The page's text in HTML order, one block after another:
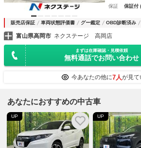
保証
保証付
販売店保証 車両状態評価書 グー鑑定 OBD診断済み
富山県高岡市 ネクステージ 高岡店
まずは在庫確認・見積依頼
無料通話でお問い合わせ
今あなたの他に7人が見て
あなたにおすすめの中古車
UP UP